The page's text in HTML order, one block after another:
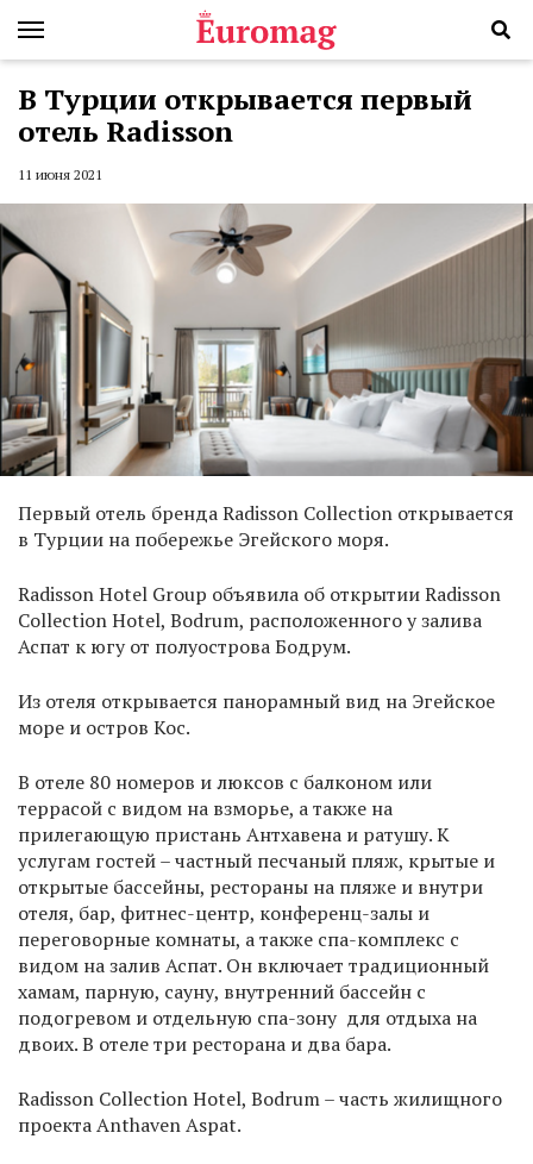
В Турции открывается первый
отель Radisson
11 июня 2021
Первый отель бренда Radisson Collection открывается
в Турции на побережье Эгейского моря.
Radisson Hotel Group объявила об открытии Radisson
Collection Hotel, Bodrum, расположенного у залива
Аспат к югу от полуострова Бодрум.
Из отеля открывается панорамный вид на Эгейское
море и остров Кос.
В отеле 80 номеров и люксов с балконом или
террасой с видом на взморье, а также на
прилегающую пристань Антхавена и ратушу. К
услугам гостей – частный песчаный пляж, крытые и
открытые бассейны, рестораны на пляже и внутри
отеля, бар, фитнес-центр, конференц-залы и
переговорные комнаты, а также спа-комплекс с
видом на залив Аспат. Он включает традиционный
хамам, парную, сауну, внутренний бассейн с
подогревом и отдельную спа-зону для отдыха на
двоих. В отеле три ресторана и два бара.
Radisson Collection Hotel, Bodrum – часть жилищного
проекта Anthaven Aspat.